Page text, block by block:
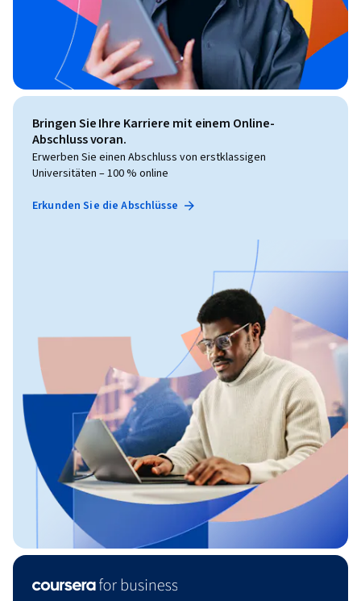
Bringen Sie Ihre Karriere mit einem Online-
Abschluss voran.
Erwerben Sie einen Abschluss von erstklassigen
Universitäten – 100 % online
Erkunden Sie die Abschlüsse